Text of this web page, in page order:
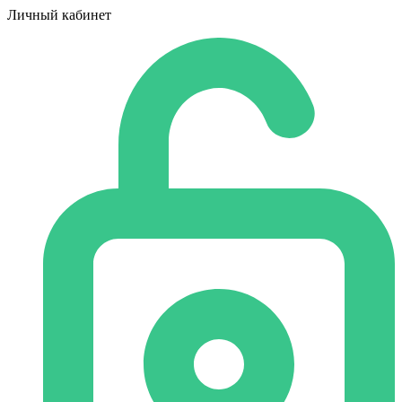
Личный кабинет